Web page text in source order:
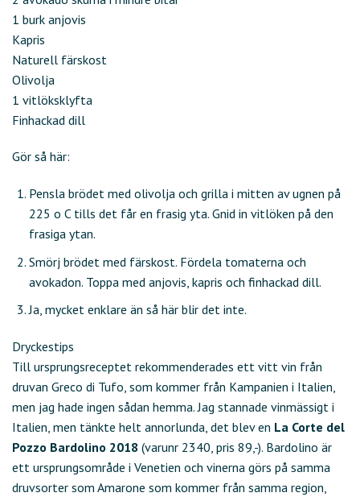
1 burk anjovis
Kapris
Naturell färskost
Olivolja
1 vitlöksklyfta
Finhackad dill
Gör så här:
Pensla brödet med olivolja och grilla i mitten av ugnen på
225 o C tills det får en frasig yta. Gnid in vitlöken på den
frasiga ytan.
Smörj brödet med färskost. Fördela tomaterna och
avokadon. Toppa med anjovis, kapris och finhackad dill.
Ja, mycket enklare än så här blir det inte.
Dryckestips
Till ursprungsreceptet rekommenderades ett vitt vin från
druvan Greco di Tufo, som kommer från Kampanien i Italien,
men jag hade ingen sådan hemma. Jag stannade vinmässigt i
Italien, men tänkte helt annorlunda, det blev en La Corte del
Pozzo Bardolino 2018 (varunr 2340, pris 89,-). Bardolino är
ett ursprungsområde i Venetien och vinerna görs på samma
druvsorter som Amarone som kommer från samma region,